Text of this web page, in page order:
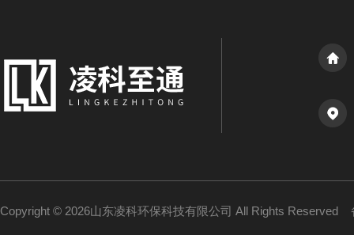
Copyright © 2026山东凌科环保科技有限公司 All Rights Reserved